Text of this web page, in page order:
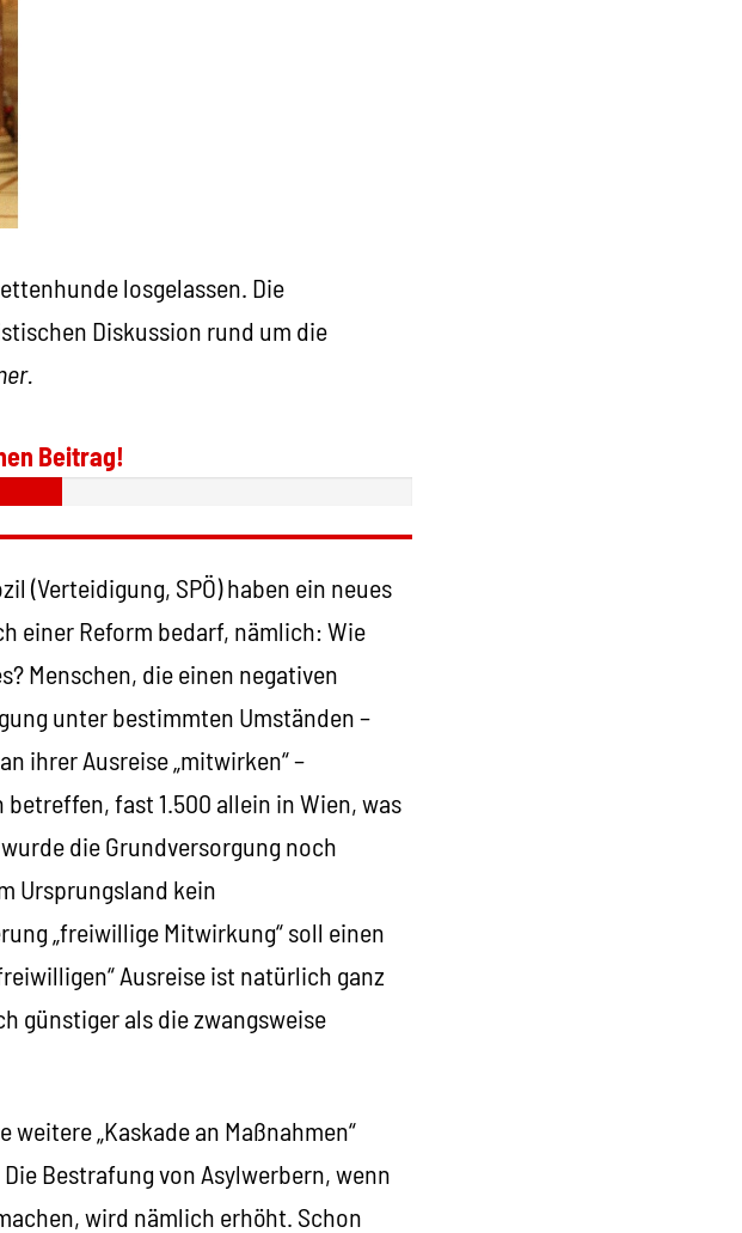
losgelassen. Die
Diskussion rund um die
Beitrag!
(Verteidigung, SPÖ) haben ein neues
einer Reform bedarf, nämlich: Wie
Menschen, die einen negativen
unter bestimmten Umständen –
ihrer Ausreise „mitwirken“ –
fast 1.500 allein in Wien, was
die Grundversorgung noch
Ursprungsland kein
„freiwillige Mitwirkung“ soll einen
Ausreise ist natürlich ganz
günstiger als die zwangsweise
„Kaskade an Maßnahmen“
Bestrafung von Asylwerbern, wenn
wird nämlich erhöht. Schon